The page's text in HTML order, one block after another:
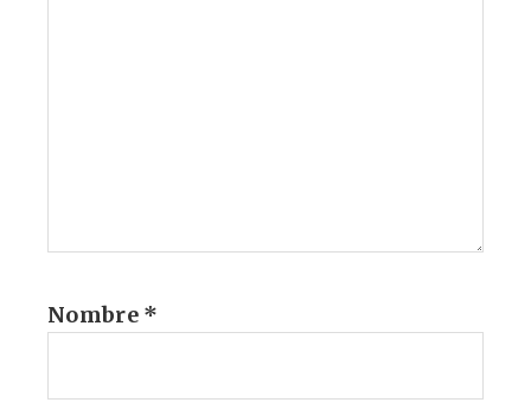
Nombre *